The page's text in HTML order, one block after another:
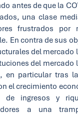
antes de que la
una clase
frustrados por
En contra de sus
del mercado
del mercado
en particular tras
el crecimiento
de ingresos y
a una